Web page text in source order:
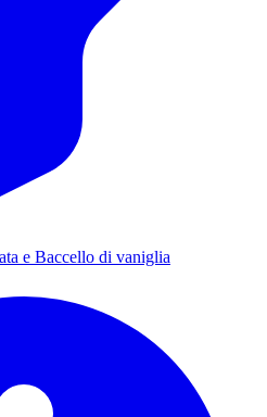
e Baccello di vaniglia